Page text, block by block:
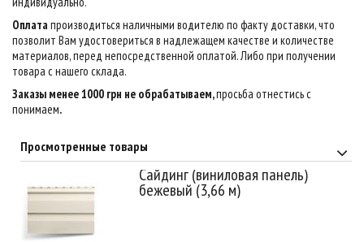
Оплатапроизводиться наличными водителю по факту доставки, что
позволит Вам удостовериться в надлежащем качестве и количестве
материалов, перед непосредственной оплатой. Либо при получении
товара с нашего склада.
Заказы менее 1000 грн не обрабатываем,просьба отнестись с
понимаем.
Просмотренные товары
Сайдинг (виниловая панель)
бежевый (3,66 м)